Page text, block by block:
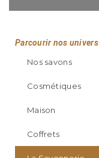
Parcourir nos univers
Nos savons
Cosmétiques
Maison
Coffrets